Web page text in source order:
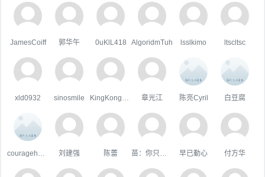
JamesCoiff 郭华午 0uKlL418 AlgoridmTuh lsslkimo ltscltsc
xld0932 sinosmile 章光江 陈亮Cyril 白豆腐
刘建强 陈蕾 早已動心 付方华